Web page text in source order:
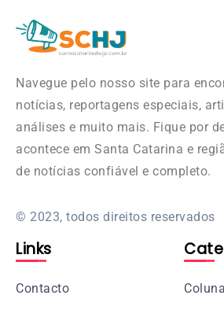
Navegue pelo nosso site para
notícias, reportagens especiais,
análises e muito mais. Fique por
acontece em Santa Catarina e
de notícias confiável e completo.
© 2023, todos direitos reservados
Links
Contacto